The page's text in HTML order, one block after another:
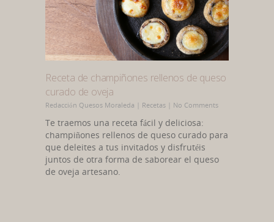
Receta de champiñones rellenos de queso
curado de oveja
Redacción Quesos Moraleda Recetas No Comments
Te traemos una receta fácil y deliciosa:
champiñones rellenos de queso curado para
que deleites a tus invitados y disfrutéis
juntos de otra forma de saborear el queso
de oveja artesano.